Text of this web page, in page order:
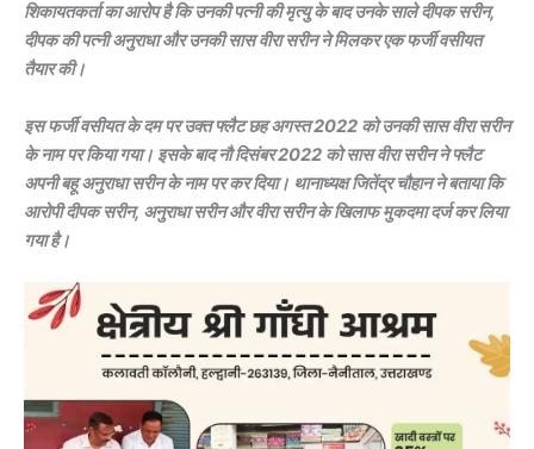
शिकायतकर्ता का आरोप है कि उनकी पत्नी की मृत्यु के बाद उनके साले दीपक सरीन,
दीपक की पत्नी अनुराधा और उनकी सास वीरा सरीन ने मिलकर एक फर्जी वसीयत
तैयार की।
इस फर्जी वसीयत के दम पर उक्त फ्लैट छह अगस्त 2022 को उनकी सास वीरा सरीन
के नाम पर किया गया। इसके बाद नौ दिसंबर 2022 को सास वीरा सरीन ने फ्लैट
अपनी बहू अनुराधा सरीन के नाम पर कर दिया। थानाध्यक्ष जितेंद्र चौहान ने बताया कि
आरोपी दीपक सरीन, अनुराधा सरीन और वीरा सरीन के खिलाफ मुकदमा दर्ज कर लिया
गया है।